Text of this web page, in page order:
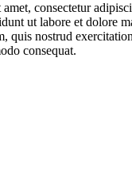
consectetur
ut labore et dolore
quis nostrud
consequat.